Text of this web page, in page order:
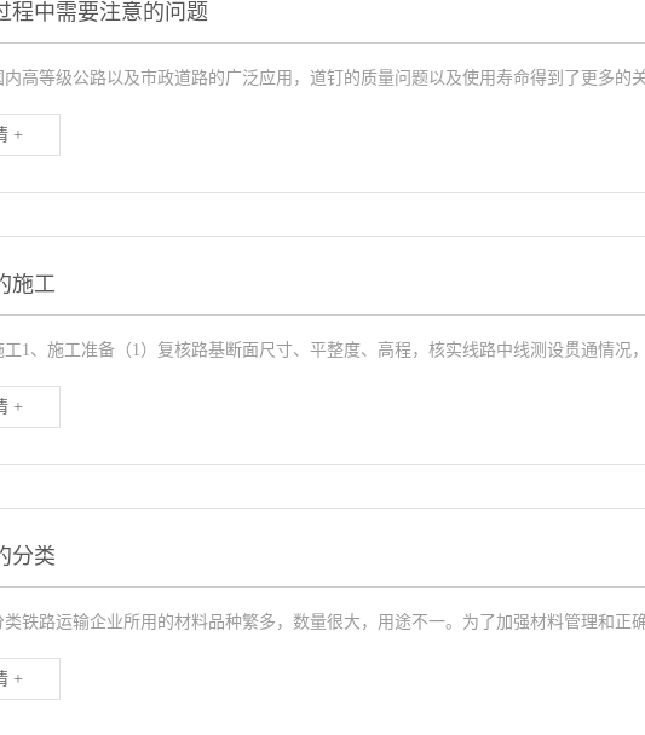
程中需要注意的问题
内高等级公路以及市政道路的广泛应用，道钉的质量问题以及使用寿命得到了更多的
+
施工
1、施工准备（1）复核路基断面尺寸、平整度、高程，核实线路中线测设贯通情况
+
分类
铁路运输企业所用的材料品种繁多，数量很大，用途不一。为了加强材料管理和正
+